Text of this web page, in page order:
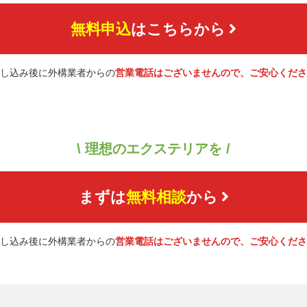
無料申込はこちらから
込み後に外構業者からの営業電話はございませんので、ご安心くだ
\ 理想のエクステリアを /
まずは無料相談から
込み後に外構業者からの営業電話はございませんので、ご安心くだ